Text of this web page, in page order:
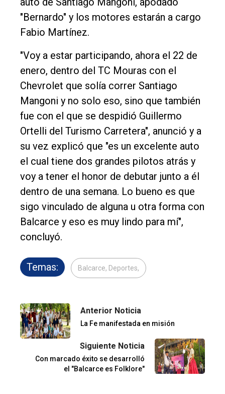
"Bernardo" y los motores estarán a cargo
Fabio Martínez.
"Voy a estar participando, ahora el 22 de
enero, dentro del TC Mouras con el
Chevrolet que solía correr Santiago
Mangoni y no solo eso, sino que también
fue con el que se despidió Guillermo
Ortelli del Turismo Carretera", anunció y a
su vez explicó que "es un excelente auto
el cual tiene dos grandes pilotos atrás y
voy a tener el honor de debutar junto a él
dentro de una semana. Lo bueno es que
sigo vinculado de alguna u otra forma con
Balcarce y eso es muy lindo para mí",
concluyó.
Temas: Balcarce, Deportes,
Anterior Noticia
La Fe manifestada en misión
Siguiente Noticia
Con marcado éxito se desarrolló
el "Balcarce es Folklore"